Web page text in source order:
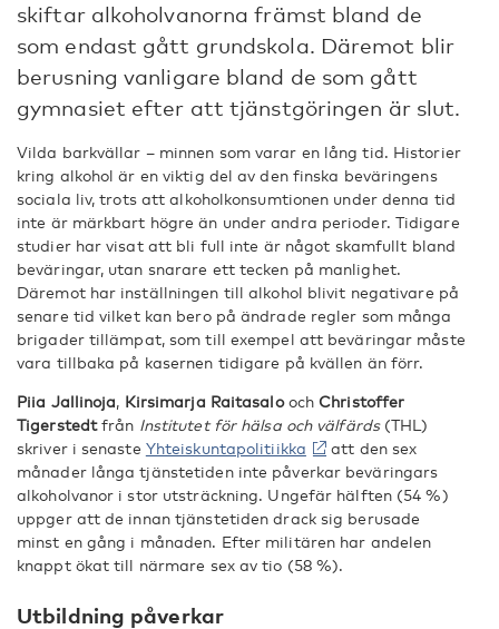
skiftar alkoholvanorna främst bland de
som endast gått grundskola. Däremot blir
berusning vanligare bland de som gått
gymnasiet efter att tjänstgöringen är slut.
Vilda barkvällar – minnen som varar en lång tid. Historier
kring alkohol är en viktig del av den finska beväringens
sociala liv, trots att alkoholkonsumtionen under denna tid
inte är märkbart högre än under andra perioder. Tidigare
studier har visat att bli full inte är något skamfullt bland
beväringar, utan snarare ett tecken på manlighet.
Däremot har inställningen till alkohol blivit negativare på
senare tid vilket kan bero på ändrade regler som många
brigader tillämpat, som till exempel att beväringar måste
vara tillbaka på kasernen tidigare på kvällen än förr.
Piia Jallinoja, Kirsimarja RaitasaloochChristoffer
Tigerstedtfrån Institutet för hälsa och välfärds(THL)
skriver i senaste Yhteiskuntapolitiikka
att den sex
månader långa tjänstetiden inte påverkar beväringars
alkoholvanor i stor utsträckning. Ungefär hälften (54 %)
uppger att de innan tjänstetiden drack sig berusade
minst en gång i månaden. Efter militären har andelen
knappt ökat till närmare sex av tio (58 %).
Utbildning påverkar